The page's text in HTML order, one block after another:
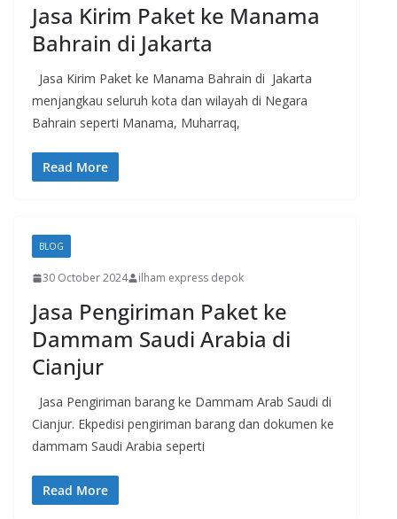
Jasa Kirim Paket ke Manama
Bahrain di Jakarta
Jasa Kirim Paket ke Manama Bahrain di Jakarta
menjangkau seluruh kota dan wilayah di Negara
Bahrain seperti Manama, Muharraq,
Read More
BLOG
30 October 2024 ilham express depok
Jasa Pengiriman Paket ke
Dammam Saudi Arabia di
Cianjur
Jasa Pengiriman barang ke Dammam Arab Saudi di
Cianjur. Ekpedisi pengiriman barang dan dokumen ke
dammam Saudi Arabia seperti
Read More